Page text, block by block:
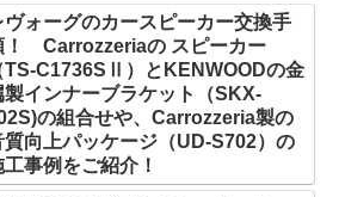
ヴォーグのカースピーカー交換手
！ Carrozzeriaの スピーカー
TS-C1736SⅡ）とKENWOODの金
製インナーブラケット（SKX-
の組合せや、Carrozzeria製の
質向上パッケージ（UD-S702）の
工事例をご紹介！